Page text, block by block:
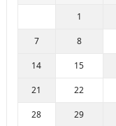
1
7 8
14 15
21 22
28 29